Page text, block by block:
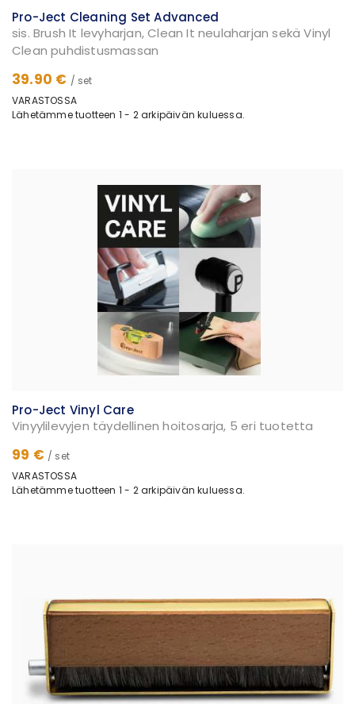
Pro-Ject Cleaning Set Advanced
sis. Brush It levyharjan, Clean It neulaharjan sekä Vinyl
Clean puhdistusmassan
39.90 € / set
VARASTOSSA
Lähetämme tuotteen 1 - 2 arkipäivän kuluessa.
Pro-Ject Vinyl Care
Vinyylilevyjen täydellinen hoitosarja, 5 eri tuotetta
99 € / set
VARASTOSSA
Lähetämme tuotteen 1 - 2 arkipäivän kuluessa.